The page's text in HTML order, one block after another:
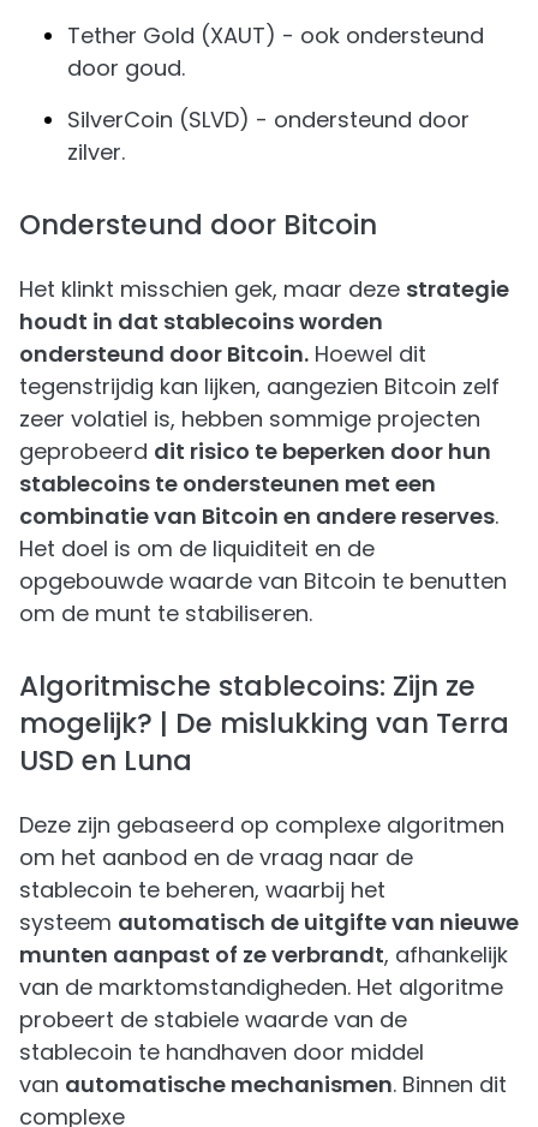
Tether Gold (XAUT) - ook ondersteund
door goud.
SilverCoin (SLVD) - ondersteund door
zilver.
Ondersteund door Bitcoin
Het klinkt misschien gek, maar deze strategie
houdt in dat stablecoins worden
ondersteund door Bitcoin. Hoewel dit
tegenstrijdig kan lijken, aangezien Bitcoin zelf
zeer volatiel is, hebben sommige projecten
geprobeerd dit risico te beperken door hun
stablecoins te ondersteunen met een
combinatie van Bitcoin en andere reserves.
Het doel is om de liquiditeit en de
opgebouwde waarde van Bitcoin te benutten
om de munt te stabiliseren.
Algoritmische stablecoins: Zijn ze
mogelijk? | De mislukking van Terra
USD en Luna
Deze zijn gebaseerd op complexe algoritmen
om het aanbod en de vraag naar de
stablecoin te beheren, waarbij het
systeem automatisch de uitgifte van nieuwe
munten aanpast of ze verbrandt, afhankelijk
van de marktomstandigheden. Het algoritme
probeert de stabiele waarde van de
stablecoin te handhaven door middel
van automatische mechanismen. Binnen dit
complexe